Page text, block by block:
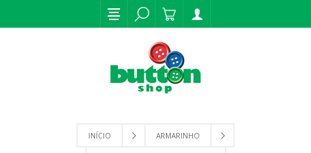
INÍCIO ARMARINHO